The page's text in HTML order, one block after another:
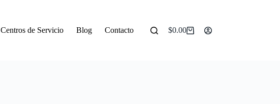
Centros de Servicio Blog Contacto $0.00